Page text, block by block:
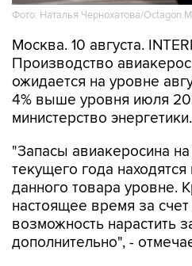
Фото: Наталья Чернохатова/
Москва. 10 августа.
Производство
ожидается на уровне
4% выше уровня июля
министерство энергетики.
"Запасы авиакеросина на
текущего года
данного товара уровне.
настоящее время за
возможность нарастить
дополнительно", -